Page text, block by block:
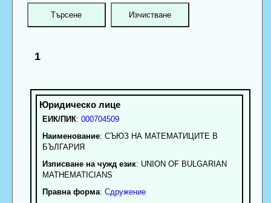
1
ЕИК/ПИК: 000704509
Наименование: СЪЮЗ НА МАТЕМАТИЦИТЕ В
БЪЛГАРИЯ
Изписване на чужд език: UNION OF BULGARIAN
MATHEMATICIANS
Правна форма: Сдружение